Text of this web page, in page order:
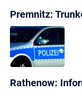
Premnitz:
Rathenow: